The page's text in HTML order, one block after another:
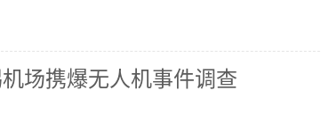
场携爆无人机事件调查